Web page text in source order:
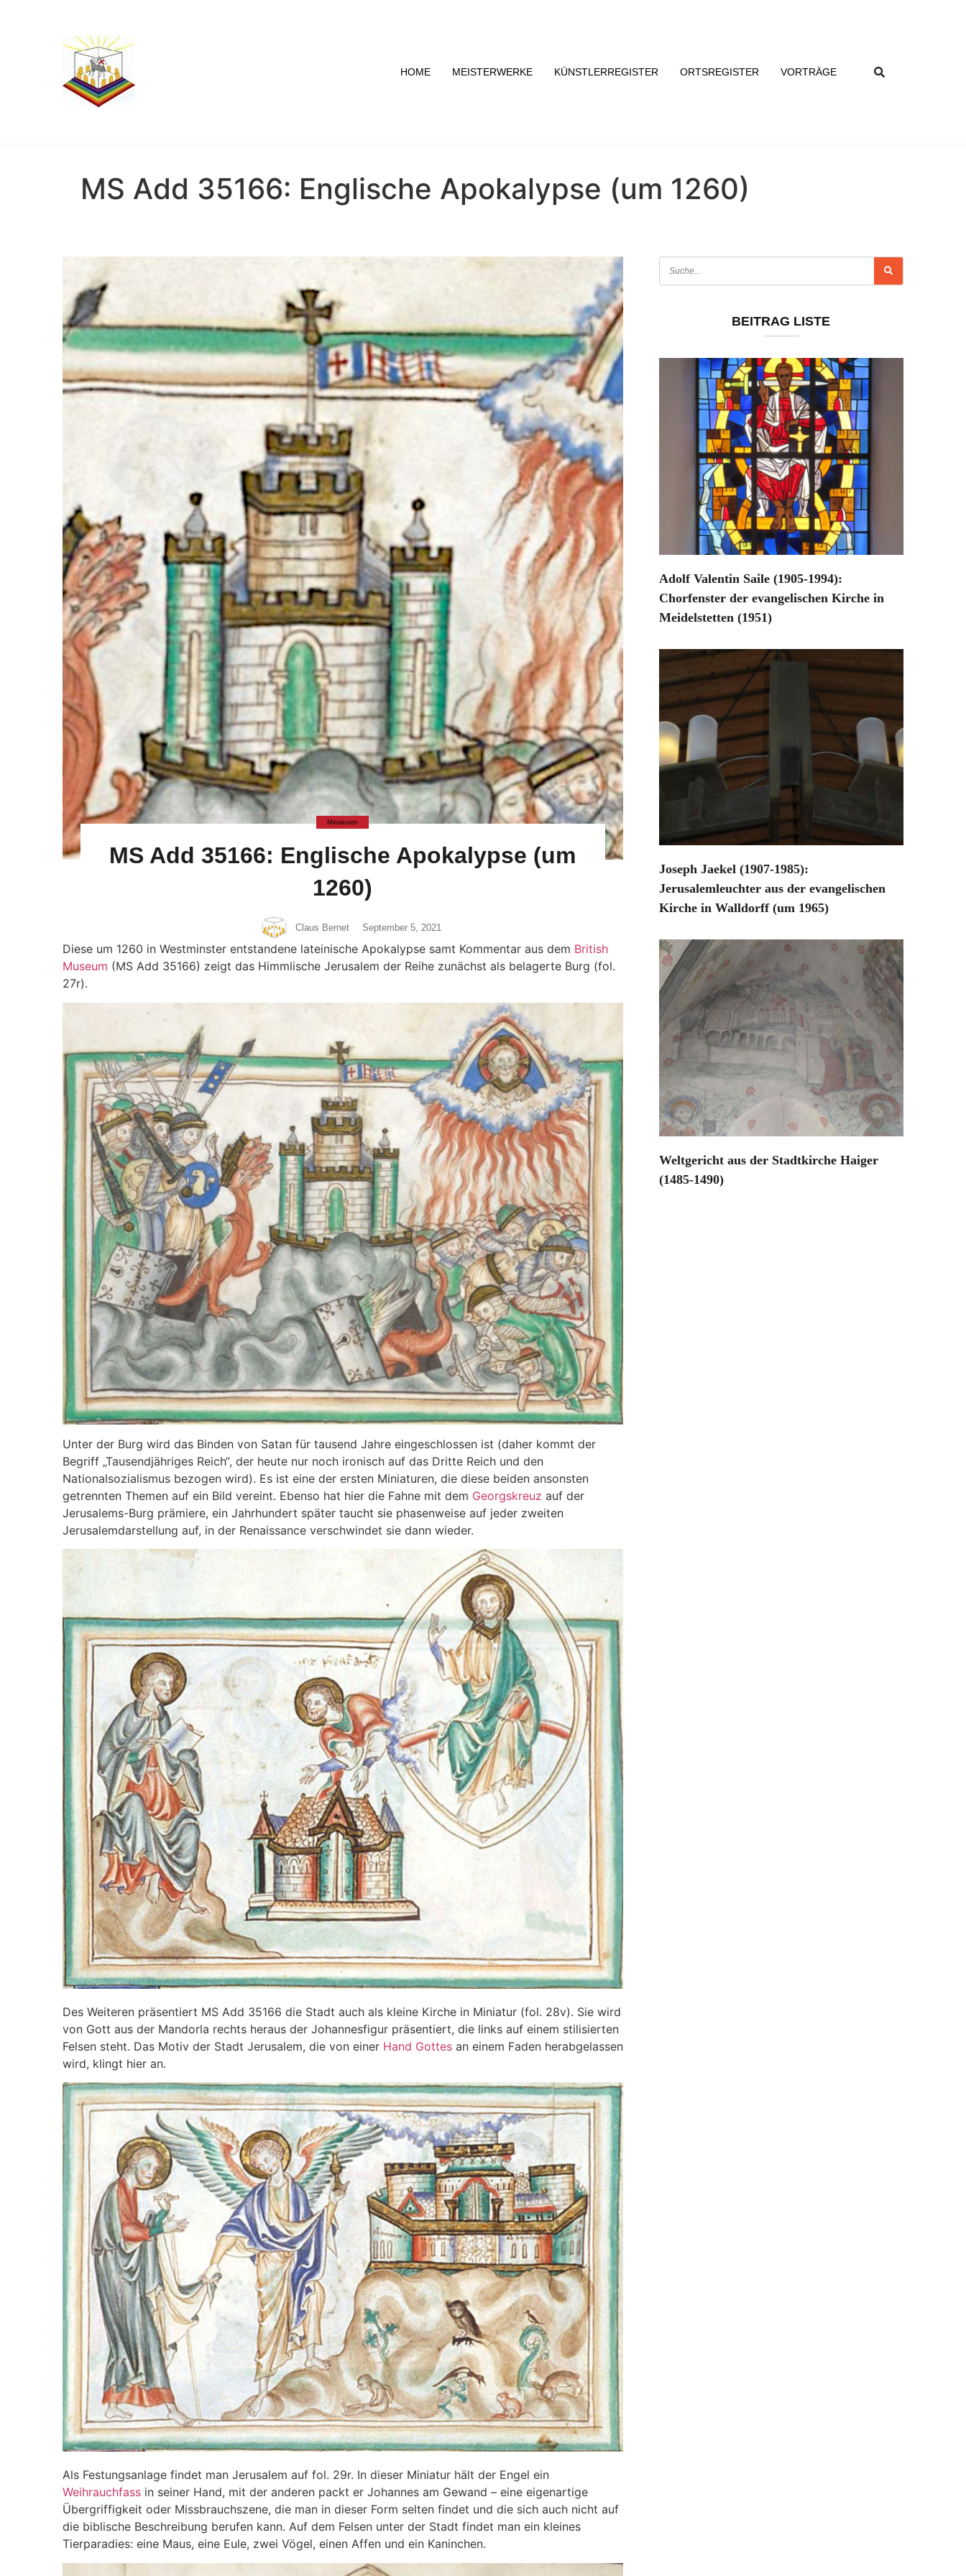
HOME MEISTERWERKE KÜNSTLERREGISTER ORTSREGISTER VORTRÄGE
MS Add 35166: Englische Apokalypse (um 1260)
Miniaturen
MS Add 35166: Englische Apokalypse (um
1260)
Claus Bernet September 5, 2021
Diese um 1260 in Westminster entstandene lateinische Apokalypse samt Kommentar aus dem British
Museum (MS Add 35166) zeigt das Himmlische Jerusalem der Reihe zunächst als belagerte Burg (fol.
27r).
Unter der Burg wird das Binden von Satan für tausend Jahre eingeschlossen ist (daher kommt der
Begriff „Tausendjähriges Reich“, der heute nur noch ironisch auf das Dritte Reich und den
Nationalsozialismus bezogen wird). Es ist eine der ersten Miniaturen, die diese beiden ansonsten
getrennten Themen auf ein Bild vereint. Ebenso hat hier die Fahne mit dem Georgskreuz auf der
Jerusalems-Burg prämiere, ein Jahrhundert später taucht sie phasenweise auf jeder zweiten
Jerusalemdarstellung auf, in der Renaissance verschwindet sie dann wieder.
Des Weiteren präsentiert MS Add 35166 die Stadt auch als kleine Kirche in Miniatur (fol. 28v). Sie wird
von Gott aus der Mandorla rechts heraus der Johannesfigur präsentiert, die links auf einem stilisierten
Felsen steht. Das Motiv der Stadt Jerusalem, die von einer Hand Gottes an einem Faden herabgelassen
wird, klingt hier an.
Als Festungsanlage findet man Jerusalem auf fol. 29r. In dieser Miniatur hält der Engel ein
Weihrauchfass in seiner Hand, mit der anderen packt er Johannes am Gewand – eine eigenartige
Übergriffigkeit oder Missbrauchszene, die man in dieser Form selten findet und die sich auch nicht auf
die biblische Beschreibung berufen kann. Auf dem Felsen unter der Stadt findet man ein kleines
Tierparadies: eine Maus, eine Eule, zwei Vögel, einen Affen und ein Kaninchen.
BEITRAG LISTE
Adolf Valentin Saile (1905-1994):
Chorfenster der evangelischen Kirche in
Meidelstetten (1951)
Joseph Jaekel (1907-1985):
Jerusalemleuchter aus der evangelischen
Kirche in Walldorff (um 1965)
Weltgericht aus der Stadtkirche Haiger
(1485-1490)